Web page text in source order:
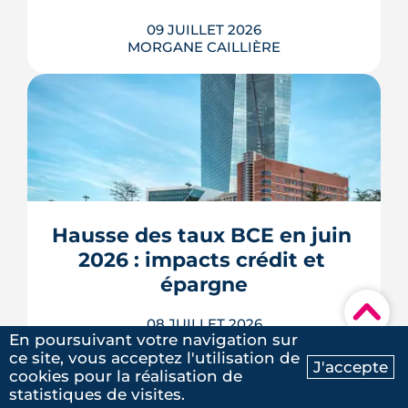
Ma recherche Contactez-nous
▾
Laure G.| le 20 Mai 2025
09 JUILLET 2026
MORGANE CAILLIÈRE
À l'échelle de Toulouse, la température
nocturne peut varier de plusieurs
degrés d'un secteur à l'autre lors des
fortes chaleurs : Météo-France
pouvant atteindre 4 °C après une
journée d'été fortement ensoleillée.
Densité minérale, hauteur du bâti, v�...
LIRE L'ARTICLE
Hausse des taux BCE en juin
2026 : impacts crédit et
épargne
08 JUILLET 2026
MORGANE CAILLIÈRE
En poursuivant votre navigation sur
ce site, vous acceptez l'utilisation de
cookies pour la réalisation de
statistiques de visites.
J'accepte